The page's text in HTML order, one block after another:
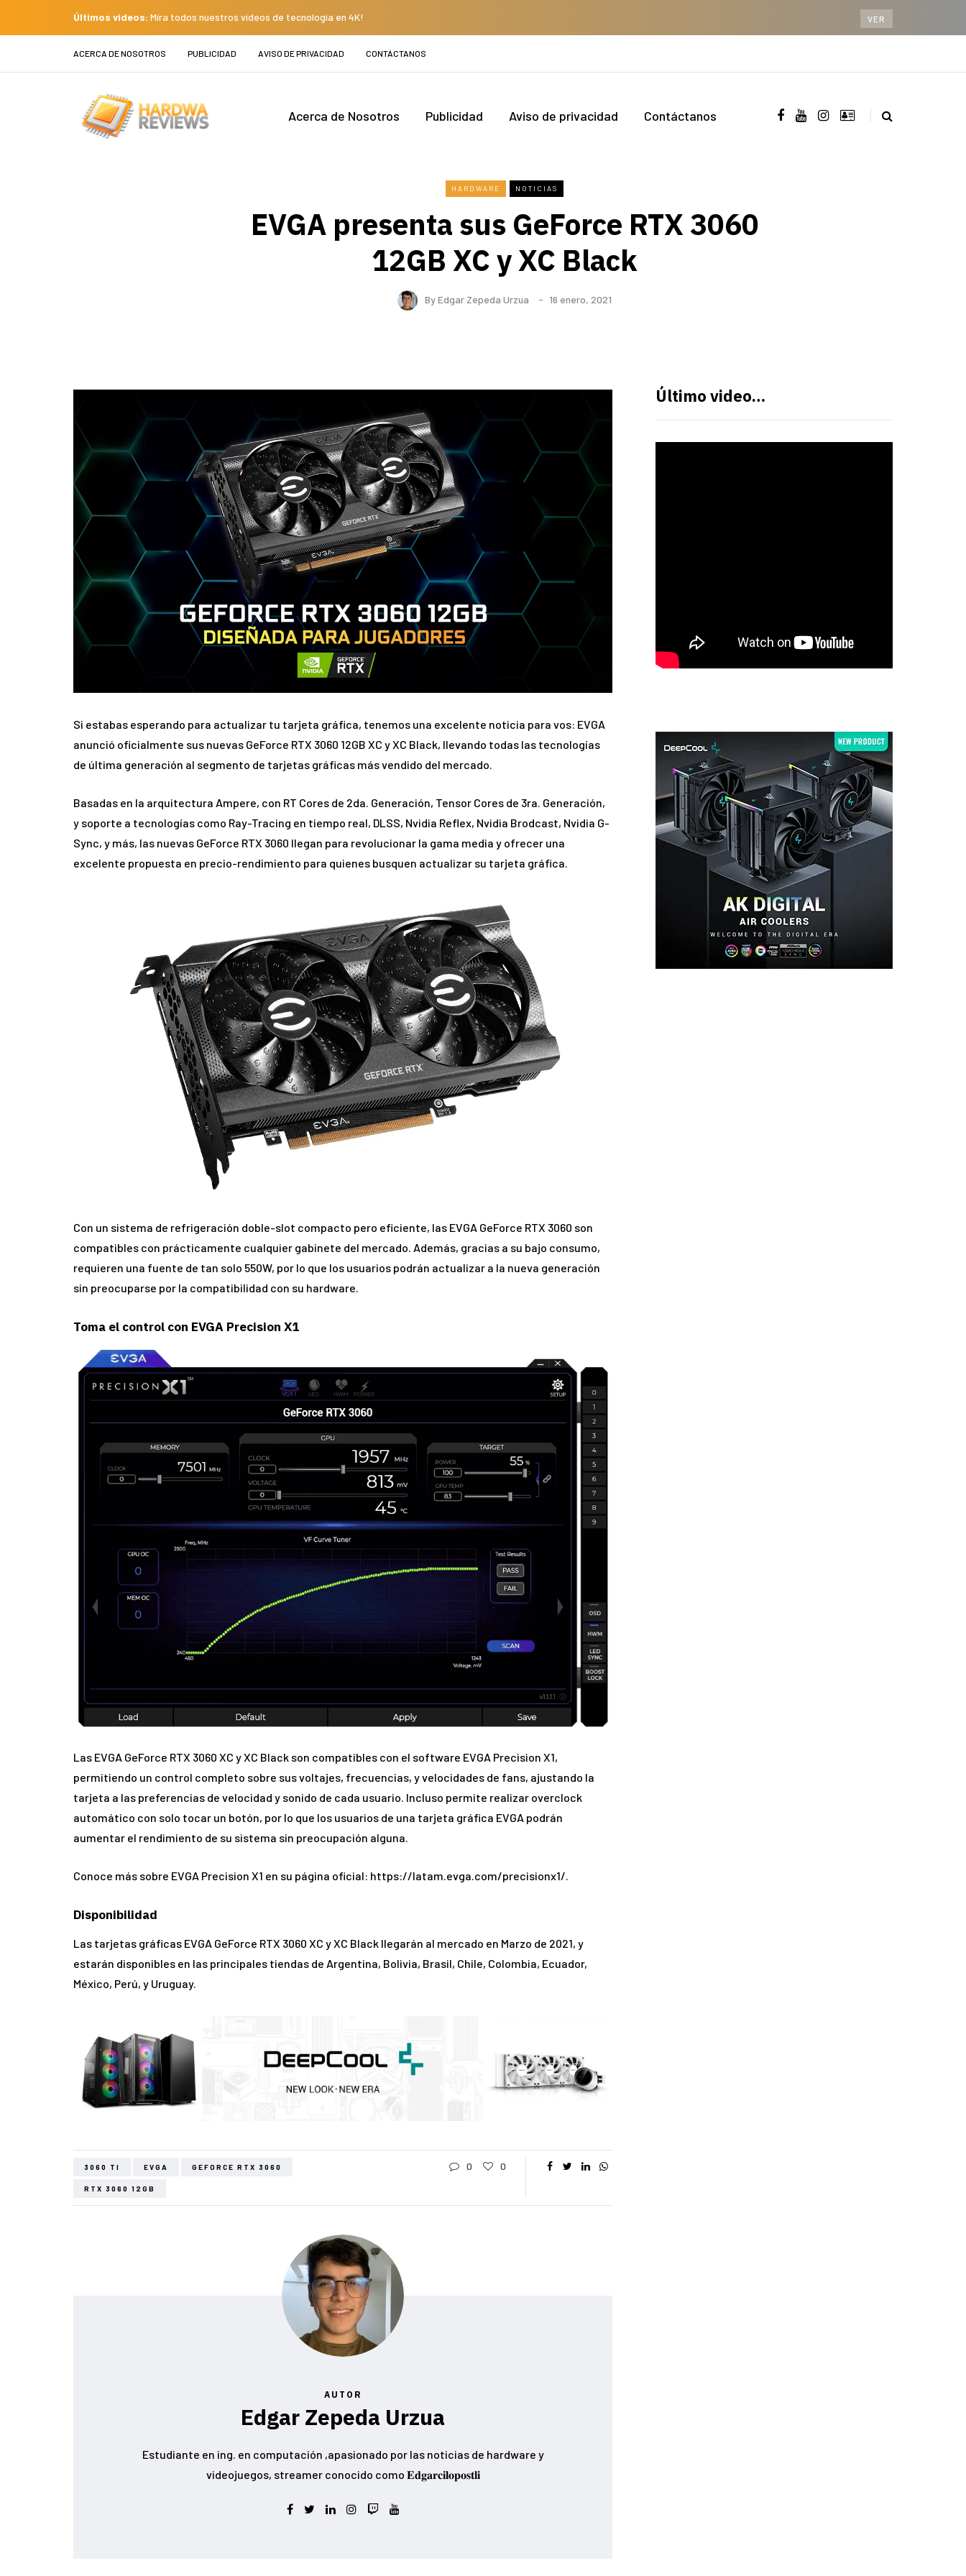
Últimos videos: Mira todos nuestros videos de tecnología en 4K! VER
ACERCA DE NOSOTROS PUBLICIDAD AVISO DE PRIVACIDAD CONTÁCTANOS
Acerca de Nosotros Publicidad Aviso de privacidad Contáctanos
HARDWARE NOTICIAS
EVGA presenta sus GeForce RTX 3060
12GB XC y XC Black
ByEdgar Zepeda Urzua 16 enero, 2021
Si estabas esperando para actualizar tu tarjeta gráfica, tenemos una excelente noticia para vos: EVGA
anunció oficialmente sus nuevas GeForce RTX 3060 12GB XC y XC Black, llevando todas las tecnologías
de última generación al segmento de tarjetas gráficas más vendido del mercado.
Basadas en la arquitectura Ampere, con RT Cores de 2da. Generación, Tensor Cores de 3ra. Generación,
y soporte a tecnologías como Ray-Tracing en tiempo real, DLSS, Nvidia Reflex, Nvidia Brodcast, Nvidia G-
Sync, y más, las nuevas GeForce RTX 3060 llegan para revolucionar la gama media y ofrecer una
excelente propuesta en precio-rendimiento para quienes busquen actualizar su tarjeta gráfica.
Con un sistema de refrigeración doble-slot compacto pero eficiente, las EVGA GeForce RTX 3060 son
compatibles con prácticamente cualquier gabinete del mercado. Además, gracias a su bajo consumo,
requieren una fuente de tan solo 550W, por lo que los usuarios podrán actualizar a la nueva generación
sin preocuparse por la compatibilidad con su hardware.
Toma el control con EVGA Precision X1
Las EVGA GeForce RTX 3060 XC y XC Black son compatibles con el software EVGA Precision X1,
permitiendo un control completo sobre sus voltajes, frecuencias, y velocidades de fans, ajustando la
tarjeta a las preferencias de velocidad y sonido de cada usuario. Incluso permite realizar overclock
automático con solo tocar un botón, por lo que los usuarios de una tarjeta gráfica EVGA podrán
aumentar el rendimiento de su sistema sin preocupación alguna.
Conoce más sobre EVGA Precision X1 en su página oficial: https://latam.evga.com/precisionx1/.
Disponibilidad
Las tarjetas gráficas EVGA GeForce RTX 3060 XC y XC Black llegarán al mercado en Marzo de 2021, y
estarán disponibles en las principales tiendas de Argentina, Bolivia, Brasil, Chile, Colombia, Ecuador,
México, Perú, y Uruguay.
3060 TI EVGA GEFORCE RTX 3060
RTX 3060 12GB
0 0
AUTOR
Edgar Zepeda Urzua
Estudiante en ing. en computación ,apasionado por las noticias de hardware y
videojuegos, streamer conocido como 𝐄𝐝𝐠𝐚𝐫𝐜𝐢𝐥𝐨𝐩𝐨𝐬𝐭𝐥𝐢
Último video…